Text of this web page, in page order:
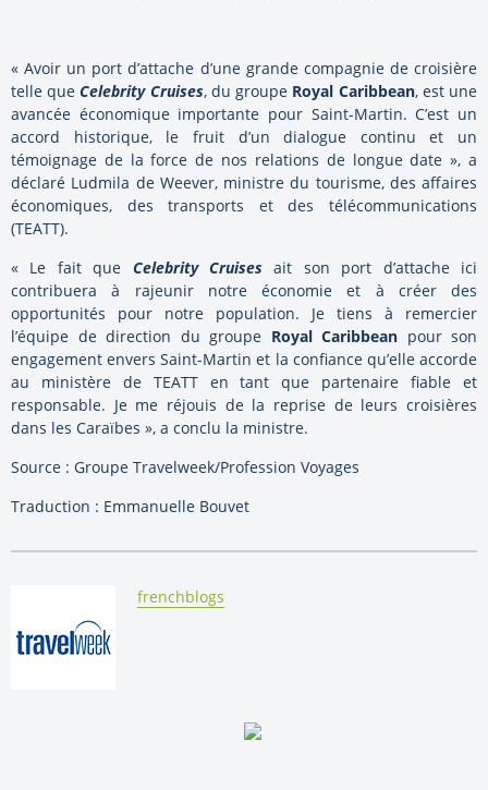
« Avoir un port d’attache d’une grande compagnie de croisière
telle queCelebrity Cruises, du groupe Royal Caribbean, est une
avancée économique importante pour Saint-Martin. C’est un
accord historique, le fruit d’un dialogue continu et un
témoignage de la force de nos relations de longue date », a
déclaré Ludmila de Weever, ministre du tourisme, des affaires
économiques, des transports et des télécommunications
(TEATT).
« Le fait que Celebrity Cruises ait son port d’attache ici
contribuera à rajeunir notre économie et à créer des
opportunités pour notre population. Je tiens à remercier
l’équipe de direction du groupe Royal Caribbean pour son
engagement envers Saint-Martin et la confiance qu’elle accorde
au ministère de TEATT en tant que partenaire fiable et
responsable. Je me réjouis de la reprise de leurs croisières
dans les Caraïbes », a conclu la ministre.
Source : Groupe Travelweek/Profession Voyages
Traduction : Emmanuelle Bouvet
By:
frenchblogs